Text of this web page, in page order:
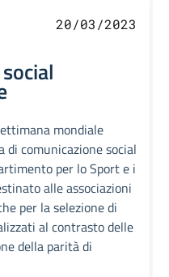
20/03/2023
mondiale
di comunicazione social
per lo Sport e i
alle associazioni
per la selezione di
al contrasto delle
della parità di